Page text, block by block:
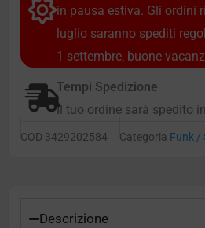
in pausa estiva. Gli ordini
luglio saranno spediti
1 settembre, buone
Tempi Spedizione
Il tuo ordine sarà spedito
COD 3429202584 Categoria Funk /
Descrizione